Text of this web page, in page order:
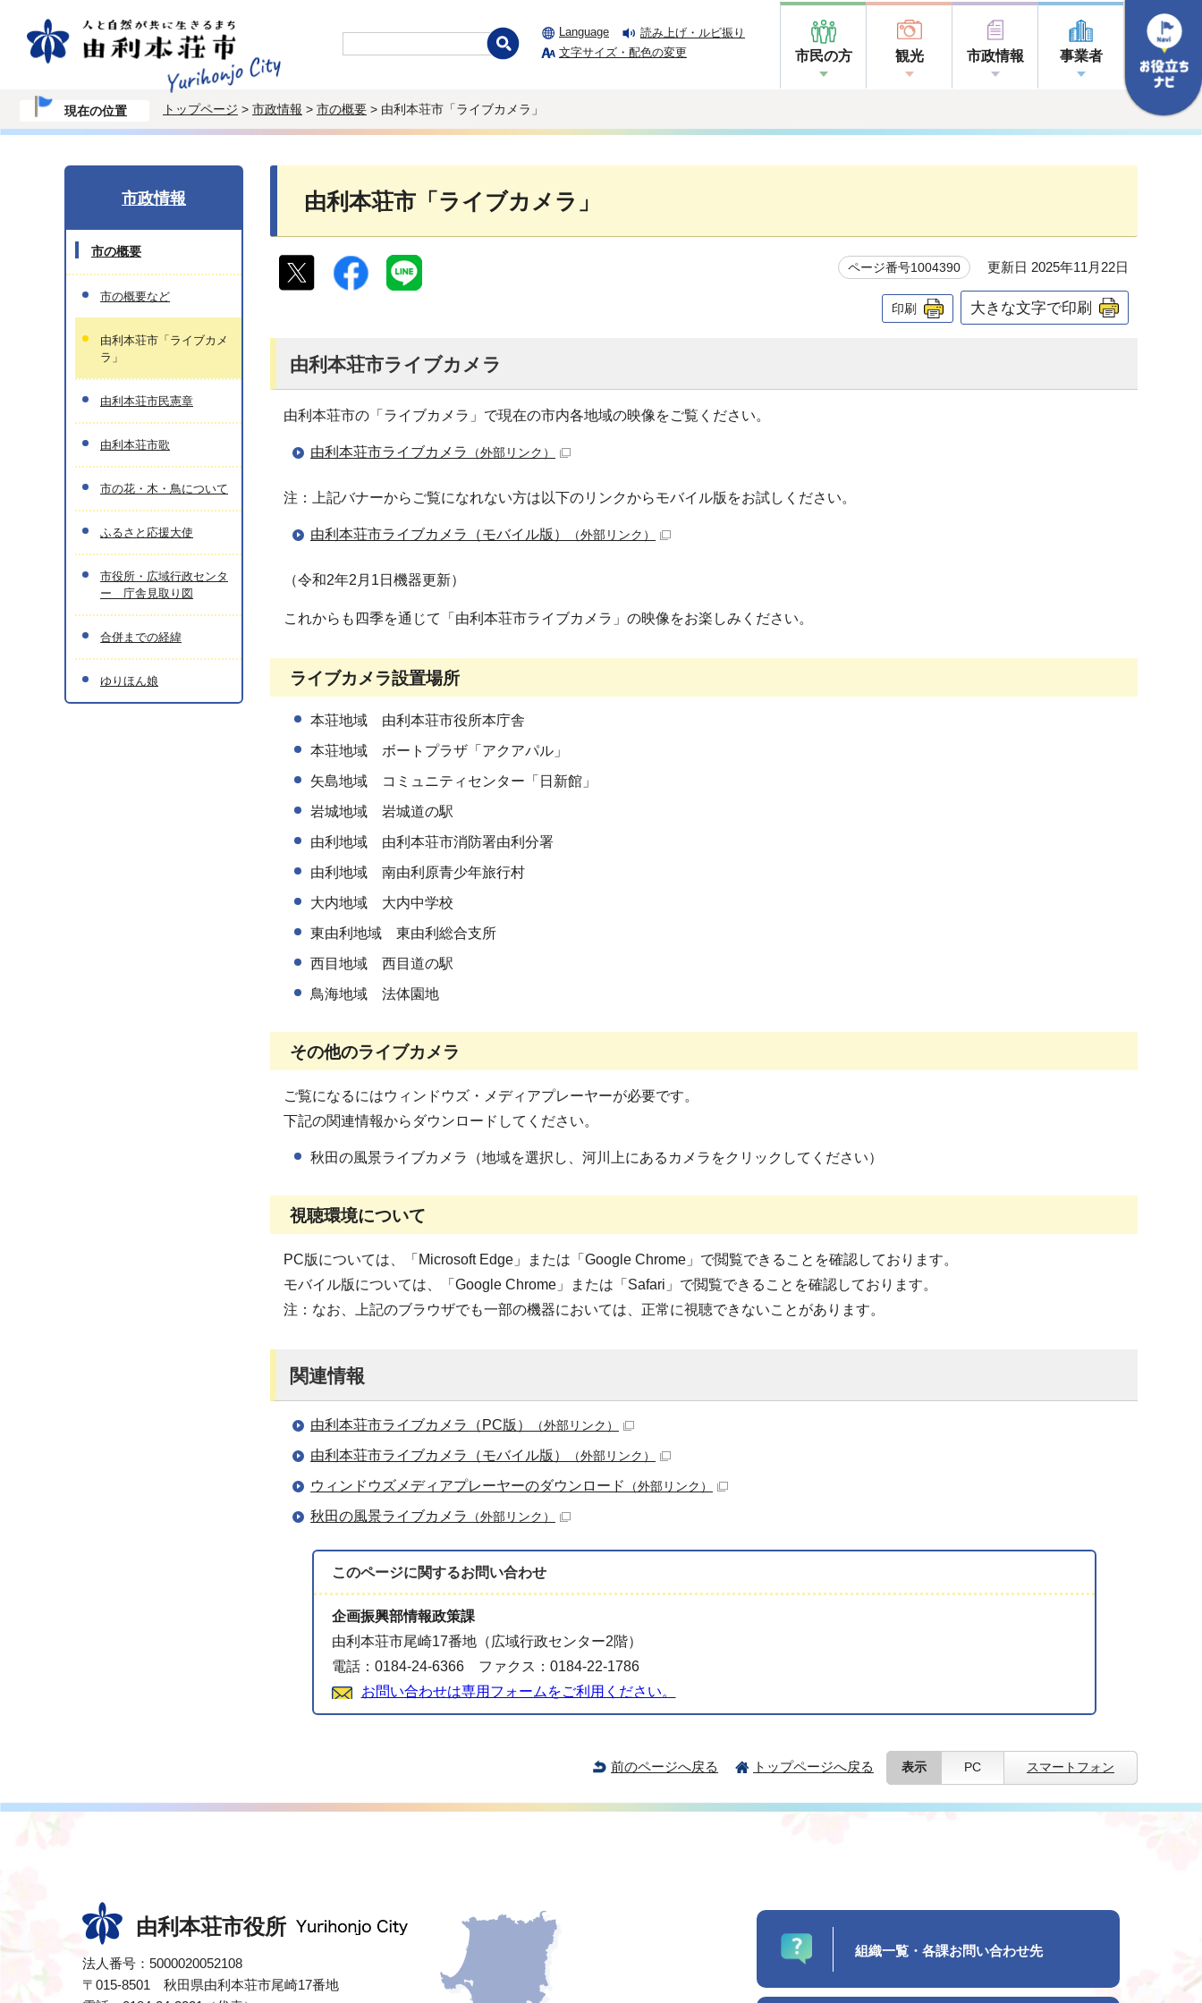
Language
読み上げ・ルビ振り
文字サイズ・配色の変更
市民の方 観光 市政情報 事業者
現在の位置 トップページ > 市政情報 > 市の概要 > 由利本荘市「ライブカメラ」
由利本荘市「ライブカメラ」
ページ番号1004390 更新日 2025年11月22日
印刷 大きな文字で印刷
由利本荘市ライブカメラ
由利本荘市の「ライブカメラ」で現在の市内各地域の映像をご覧ください。
由利本荘市ライブカメラ （外部リンク）
注：上記バナーからご覧になれない方は以下のリンクからモバイル版をお試しください。
由利本荘市ライブカメラ（モバイル版） （外部リンク）
（令和2年2月1日機器更新）
これからも四季を通じて「由利本荘市ライブカメラ」の映像をお楽しみください。
ライブカメラ設置場所
本荘地域 由利本荘市役所本庁舎
本荘地域 ボートプラザ「アクアパル」
矢島地域 コミュニティセンター「日新館」
岩城地域 岩城道の駅
由利地域 由利本荘市消防署由利分署
由利地域 南由利原青少年旅行村
大内地域 大内中学校
東由利地域 東由利総合支所
西目地域 西目道の駅
鳥海地域 法体園地
その他のライブカメラ
ご覧になるにはウィンドウズ・メディアプレーヤーが必要です。
下記の関連情報からダウンロードしてください。
秋田の風景ライブカメラ（地域を選択し、河川上にあるカメラをクリックしてください）
視聴環境について
PC版については、「Microsoft Edge」または「Google Chrome」で閲覧できることを確認しております。
モバイル版については、「Google Chrome」または「Safari」で閲覧できることを確認しております。
注：なお、上記のブラウザでも一部の機器においては、正常に視聴できないことがあります。
関連情報
由利本荘市ライブカメラ（PC版） （外部リンク）
由利本荘市ライブカメラ（モバイル版） （外部リンク）
ウィンドウズメディアプレーヤーのダウンロード （外部リンク）
秋田の風景ライブカメラ （外部リンク）
このページに関するお問い合わせ
企画振興部情報政策課
由利本荘市尾崎17番地（広域行政センター2階）
電話：0184-24-6366 ファクス：0184-22-1786
お問い合わせは専用フォームをご利用ください。
市政情報
市の概要
市の概要など
由利本荘市「ライブカメ
ラ」
由利本荘市民憲章
由利本荘市歌
市の花・木・鳥について
ふるさと応援大使
市役所・広域行政センタ
ー 庁舎見取り図
合併までの経緯
ゆりほん娘
前のページへ戻る トップページへ戻る 表示 PC スマートフォン
由利本荘市役所
法人番号：5000020052108
〒015-8501 秋田県由利本荘市尾崎17番地
組織一覧・各課お問い合わせ先